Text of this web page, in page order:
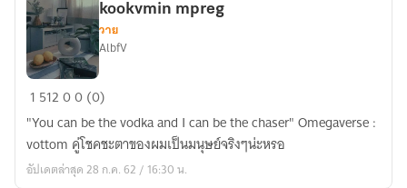
the
way
that
kookvmin mpreg
วาย
AlbfV
1 51200 (0)
"You can be the vodka and I can be the chaser" Omegaverse :
vottom คู่โชคชะตาของผมเป็นมนุษ​ย์จริงๆน่ะหรอ
อัปเดตล่าสุด 28 ก.ค. 62 / 16:30 น.